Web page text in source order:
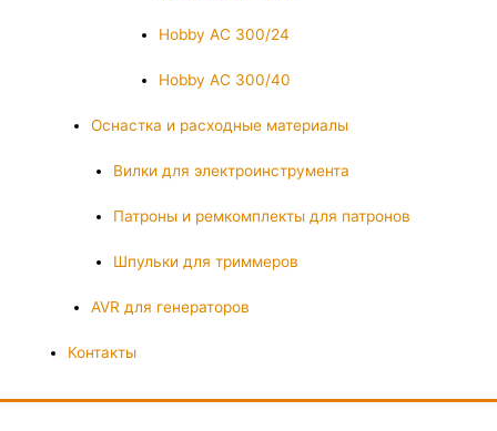
Hobby AC 300/24
Hobby AC 300/40
Оснастка и расходные материалы
Вилки для электроинструмента
Патроны и ремкомплекты для патронов
Шпульки для триммеров
AVR для генераторов
Контакты